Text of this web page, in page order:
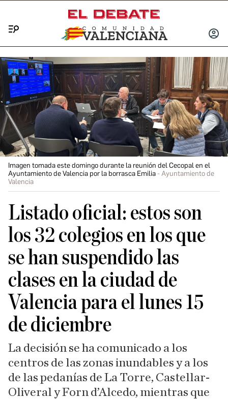
INICIAR
Imagen tomada este domingo durante la reunión del Cecopal en el
Ayuntamiento de Valencia por la borrasca Emilia
Ayuntamiento de
Valencia
Listado oficial: estos son
los 32 colegios en los que
se han suspendido las
clases en la ciudad de
Valencia para el lunes 15
de diciembre
La decisión se ha comunicado a los
centros de las zonas inundables y a los
de las pedanías de La Torre, Castellar-
Oliveral y Forn d’Alcedo, mientras que